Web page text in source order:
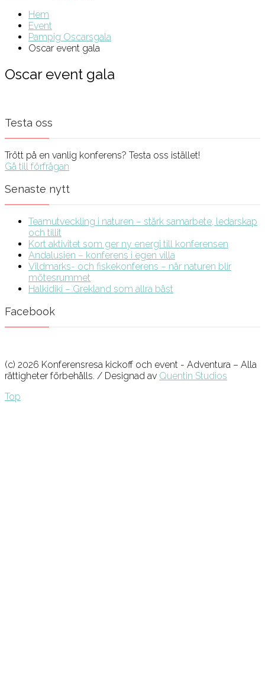
Hem
Event
Pampig Oscarsgala
Oscar event gala
Oscar event gala
Testa oss
Trött på en vanlig konferens? Testa oss istället!
Gå till förfrågan
Senaste nytt
Teamutveckling i naturen – stärk samarbete, ledarskap
och tillit
Kort aktivitet som ger ny energi till konferensen
Andalusien – konferens i egen villa
Vildmarks- och fiskekonferens – när naturen blir
mötesrummet
Halkidiki – Grekland som allra bäst
Facebook
(c) 2026 Konferensresa kickoff och event - Adventura – Alla
rättigheter förbehålls. / Designad av Quentin Studios
Top